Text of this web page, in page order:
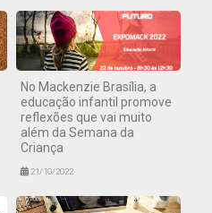
No Mackenzie Brasília, a
educação infantil promove
reflexões que vai muito
além da Semana da
Criança
21/10/2022